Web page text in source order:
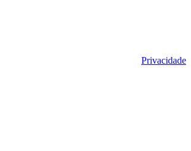
Privacidade